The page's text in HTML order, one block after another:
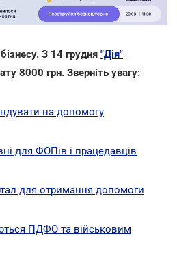
З 14 грудня "Дія"
8000 грн. Зверніть увагу:
на допомогу
для ФОПів і працедавців
для отримання допомоги
ПДФО та військовим